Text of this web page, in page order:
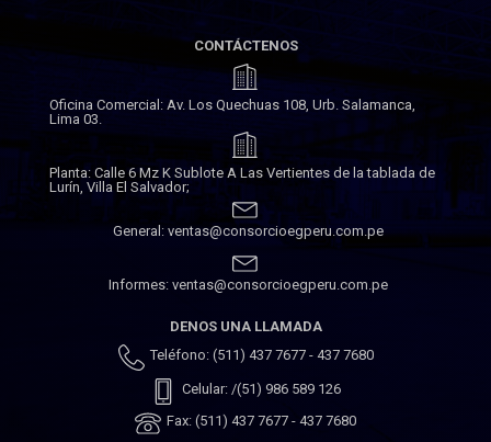
CONTÁCTENOS
Oficina Comercial: Av. Los Quechuas 108, Urb. Salamanca,
Lima 03.
Planta: Calle 6 Mz K Sublote A Las Vertientes de la tablada de
Lurín, Villa El Salvador;
General: ventas@consorcioegperu.com.pe
Informes: ventas@consorcioegperu.com.pe
DENOS UNA LLAMADA
Teléfono: (511) 437 7677 - 437 7680
Celular: /(51) 986 589 126
Fax: (511) 437 7677 - 437 7680